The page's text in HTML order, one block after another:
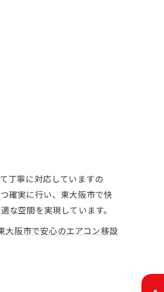
丁寧に対応していますの
確実に行い、東大阪市で快
空間を実現しています。
大阪市で安心のエアコン移設